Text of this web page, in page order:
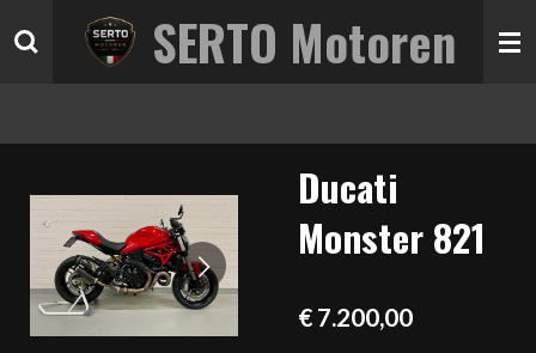
direct
SERTO Motoren
Ducati
Monster 821
€ 7.200,00